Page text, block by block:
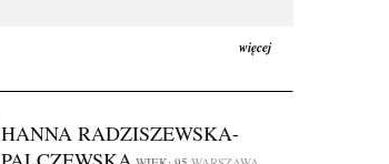
więcej
HANNA RADZISZEWSKA-